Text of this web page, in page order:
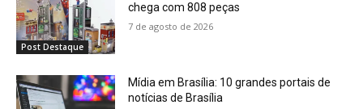
Post Destaque
chega com 808 peças
7 de agosto de 2026
Mídia em Brasília: 10 grandes portais de
notícias de Brasília